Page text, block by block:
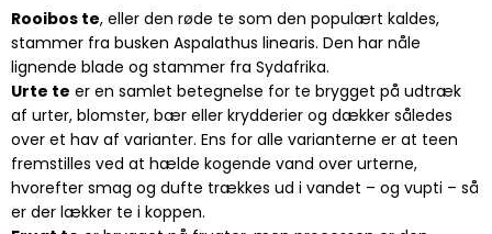
Rooibos te, eller den røde te som den populært kaldes,
stammer fra busken Aspalathus linearis. Den har nåle
lignende blade og stammer fra Sydafrika.
Urte te er en samlet betegnelse for te brygget på udtræk
af urter, blomster, bær eller krydderier og dækker således
over et hav af varianter. Ens for alle varianterne er at teen
fremstilles ved at hælde kogende vand over urterne,
hvorefter smag og dufte trækkes ud i vandet – og vupti – så
er der lækker te i koppen.